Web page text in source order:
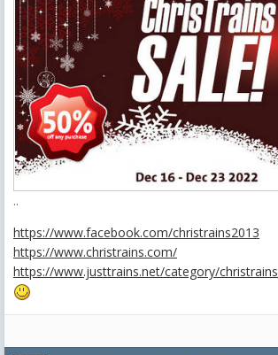
..
https://www.facebook.com/christrains2013
https://www.christrains.com/
https://www.justtrains.net/category/christrains